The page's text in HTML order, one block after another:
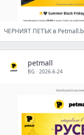
petmall
BG · 2026-6-24